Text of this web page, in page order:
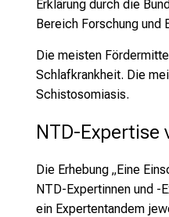
Erklärung durch die
Bereich Forschung und
Die meisten
Schlafkrankheit. Die
Schistosomiasis.
NTD-
Die Erhebung „Eine
NTD-Expertinnen und -
ein Expertentandem